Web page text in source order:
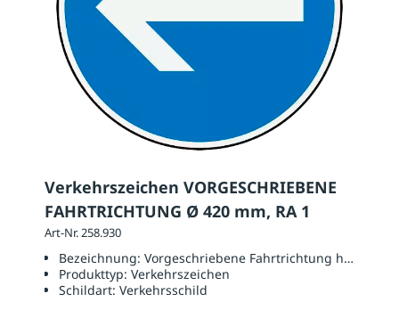
Verkehrszeichen VORGESCHRIEBENE
FAHRTRICHTUNG Ø 420 mm, RA 1
Art-Nr. 258.930
Bezeichnung: Vorgeschriebene Fahrtrichtung hier links
Produkttyp: Verkehrszeichen
Schildart: Verkehrsschild